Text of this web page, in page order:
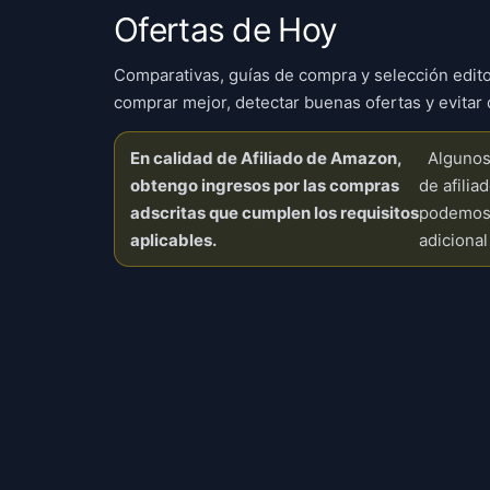
Ofertas de Hoy
Comparativas, guías de compra y selección
comprar mejor, detectar buenas ofertas y evitar
En calidad de Afiliado de Amazon,
obtengo ingresos por las compras
adscritas que cumplen los requisitos
aplicables.
de